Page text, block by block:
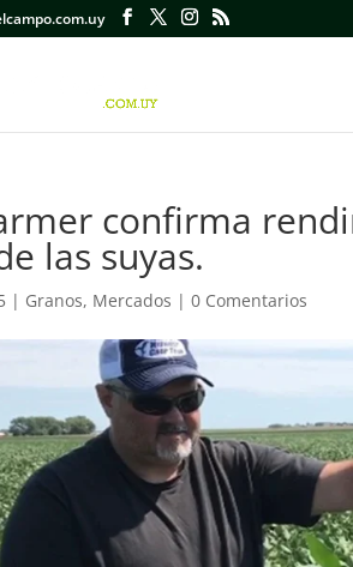
confirma
las suyas.
| Granos, Mercados |0 Comentarios